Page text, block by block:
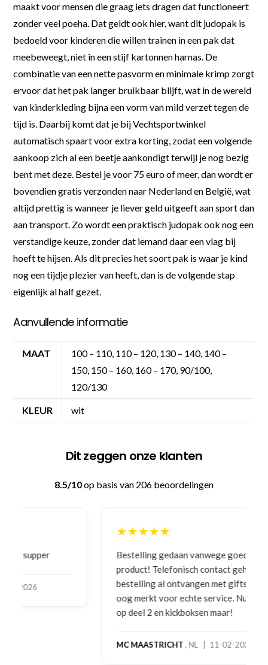
maakt voor mensen die graag iets dragen dat functioneert
zonder veel poeha. Dat geldt ook hier, want dit judopak is
bedoeld voor kinderen die willen trainen in een pak dat
meebeweegt, niet in een stijf kartonnen harnas. De
combinatie van een nette pasvorm en minimale krimp zorgt
ervoor dat het pak langer bruikbaar blijft, wat in de wereld
van kinderkleding bijna een vorm van mild verzet tegen de
tijd is. Daarbij komt dat je bij Vechtsportwinkel
automatisch spaart voor extra korting, zodat een volgende
aankoop zich al een beetje aankondigt terwijl je nog bezig
bent met deze. Bestel je voor 75 euro of meer, dan wordt er
bovendien gratis verzonden naar Nederland en België, wat
altijd prettig is wanneer je liever geld uitgeeft aan sport dan
aan transport. Zo wordt een praktisch judopak ook nog een
verstandige keuze, zonder dat iemand daar een vlag bij
hoeft te hijsen. Als dit precies het soort pak is waar je kind
nog een tijdje plezier van heeft, dan is de volgende stap
eigenlijk al half gezet.
Aanvullende informatie
MAAT
100 – 110, 110 – 120, 130 – 140, 140 –
150, 150 – 160, 160 – 170, 90/100,
120/130
KLEUR wit
Dit zeggen onze klanten
8.5/10op basis van 206 beoordelingen
Bestelling gedaan vanwege goede prijzen en
product! Telefonisch contact gehad en 1e deel
bestelling al ontvangen met gifts, waardoor je
oog merkt voor echte service. Nu nog wachten
op deel 2 en kickboksen maar!
, NL | 11-02-2026